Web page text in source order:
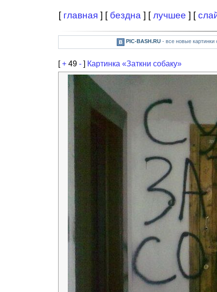
[ главная ] [ бездна ] [лучшее ] [
PIC-BASH.RU- все новые картинки
[+ 49 - ] Картинка «Заткни собаку»